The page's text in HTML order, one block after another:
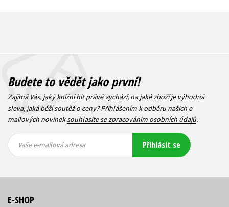
Budete to vědět jako první!
Zajímá Vás, jaký knižní hit právě vychází, na jaké zboží je výhodná
sleva, jaká běží soutěž o ceny? Přihlášením k odběru našich e-
mailových novineksouhlasíte se zpracováním osobních údajů.
mailová
mailová
Vaše e-mailová adresa Přihlásit se
E-SHOP